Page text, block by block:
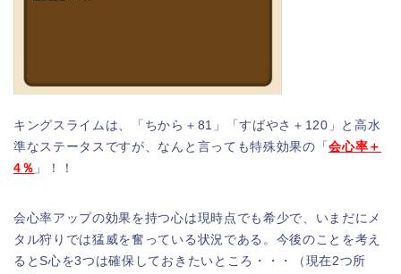
キングスライムは、「ちから＋81」「すばやさ＋120」と高水
準なステータスですが、なんと言っても特殊効果の「会心率＋
4％ 」！！
会心率アップの効果を持つ心は現時点でも希少で、いまだにメ
タル狩りでは猛威を奮っている状況である。今後のことを考え
るとS心を3つは確保しておきたいところ・・・（現在2つ所